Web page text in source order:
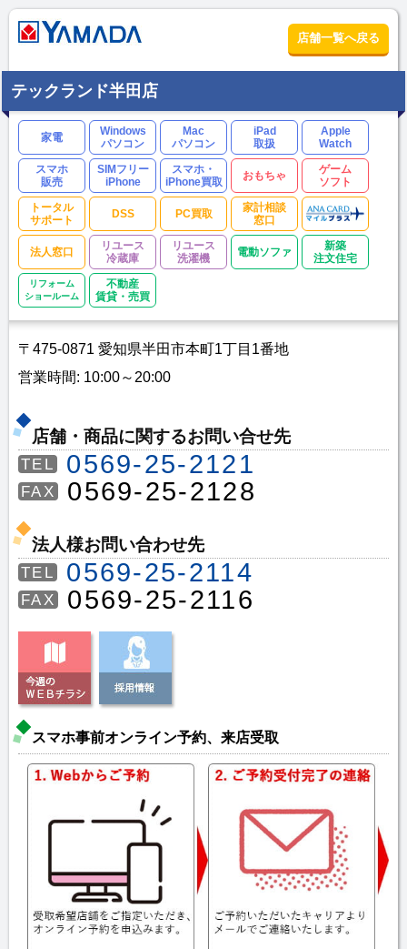
店舗一覧へ戻る
テックランド半田店
家電
Windows
パソコン
Mac
パソコン
iPad
取扱
Apple
Watch
スマホ
販売
SIMフリー
iPhone
スマホ・
iPhone買取
おもちゃ
ゲーム
ソフト
トータル
サポート
DSS PC買取
家計相談
窓口
法人窓口
リユース
冷蔵庫
リユース
洗濯機
電動ソファ
新築
注文住宅
リフォーム
ショールーム
不動産
賃貸・売買
〒475-0871 愛知県半田市本町1丁目1番地
営業時間: 10:00～20:00
店舗・商品に関するお問い合せ先
TEL 0569-25-2121
FAX 0569-25-2128
法人様お問い合わせ先
TEL 0569-25-2114
FAX 0569-25-2116
スマホ事前オンライン予約、来店受取